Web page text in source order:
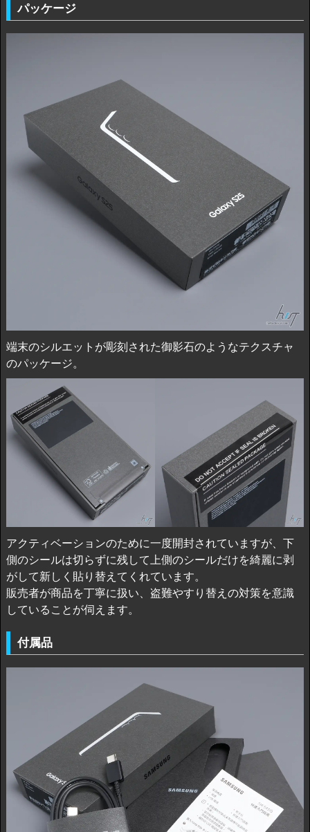
パッケージ
端末のシルエットが彫刻された御影石のようなテクスチャ
のパッケージ。
アクティベーションのために一度開封されていますが、下
側のシールは切らずに残して上側のシールだけを綺麗に剥
がして新しく貼り替えてくれています。
販売者が商品を丁寧に扱い、盗難やすり替えの対策を意識
していることが伺えます。
付属品